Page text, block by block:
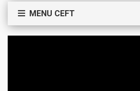
MENU CEFT